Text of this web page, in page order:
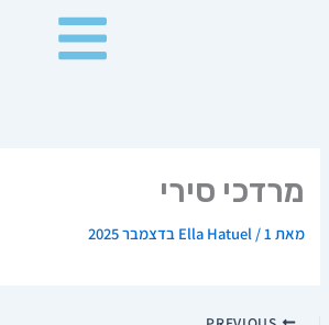
מרדכי סירי
מאת Ella Hatuel /1 בדצמבר 2025